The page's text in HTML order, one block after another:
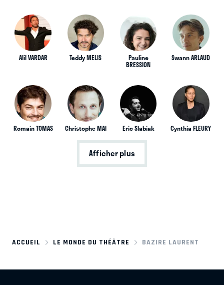
Alil VARDAR Teddy MELIS Pauline
BRESSION
Swann ARLAUD
Romain TOMAS Christophe MAI Eric Slabiak Cynthia FLEURY
Afficher plus
ACCUEIL LE MONDE DU THÉÂTRE BAZIRE LAURENT